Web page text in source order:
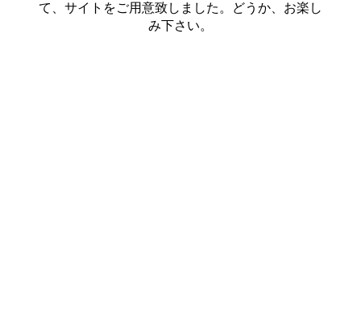
て、サイトをご用意致しました。どうか、お楽し
み下さい。